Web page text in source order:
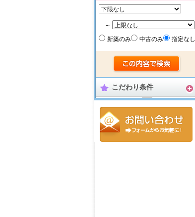
～
新築のみ
中古のみ 指定なし
こだわり条件